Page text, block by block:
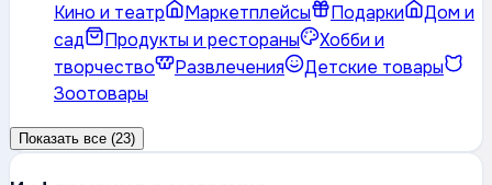
Кино и театр
Маркетплейсы Подарки
Дом и
сад
Продукты и рестораны
Хобби и
творчество
Развлечения
Детские товары
Зоотовары
Показать все (23)